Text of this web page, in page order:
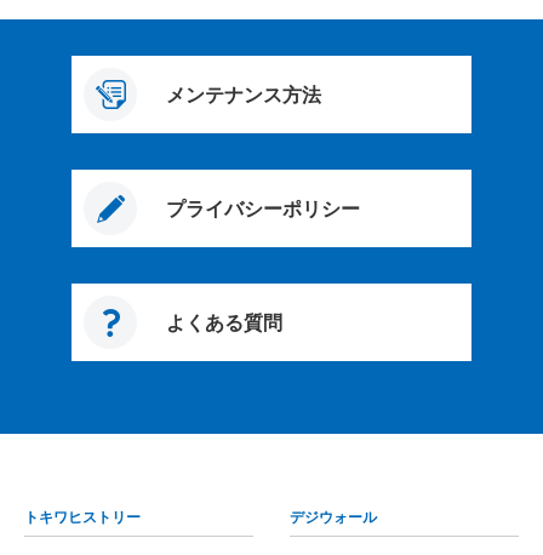
メンテナンス方法
プライバシーポリシー
よくある質問
トキワヒストリー デジウォール